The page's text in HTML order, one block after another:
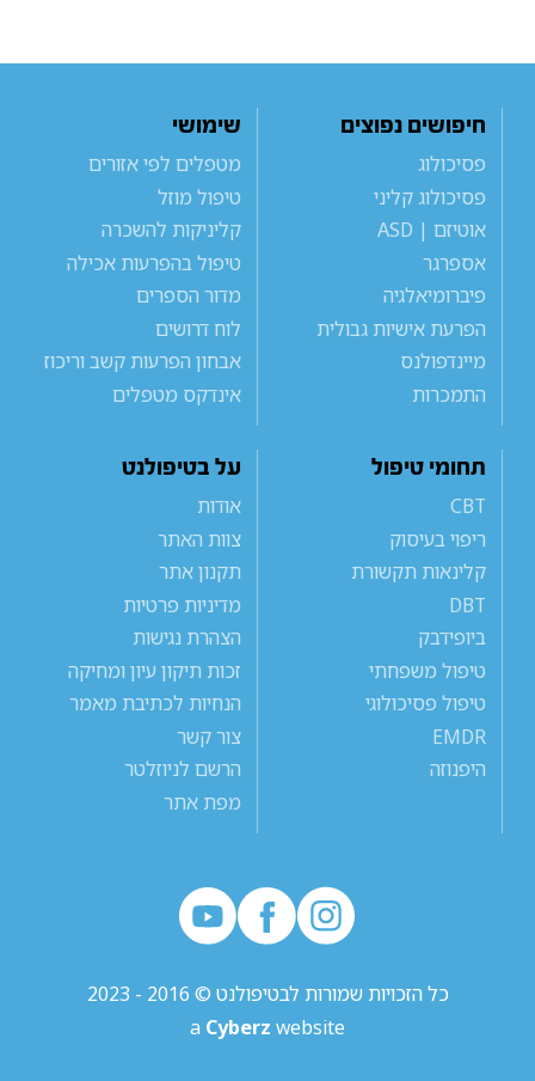
חיפושים נפוצים
פסיכולוג
פסיכולוג קליני
אוטיזם | ASD
אספרגר
פיברומיאלגיה
הפרעת אישיות גבולית
מיינדפולנס
התמכרות
שימושי
מטפלים לפי אזורים
טיפול מוזל
קליניקות להשכרה
טיפול בהפרעות אכילה
מדור הספרים
לוח דרושים
אבחון הפרעות קשב וריכוז
אינדקס מטפלים
תחומי טיפול
CBT
ריפוי בעיסוק
קלינאות תקשורת
DBT
ביופידבק
טיפול משפחתי
טיפול פסיכולוגי
EMDR
היפנוזה
על בטיפולנט
אודות
צוות האתר
תקנון אתר
מדיניות פרטיות
הצהרת נגישות
זכות תיקון עיון ומחיקה
הנחיות לכתיבת מאמר
צור קשר
הרשם לניוזלטר
מפת אתר
כל הזכויות שמורות לבטיפולנט © 2016 - 2023
a Cyberz website